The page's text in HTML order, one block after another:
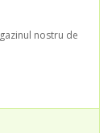
nostru de